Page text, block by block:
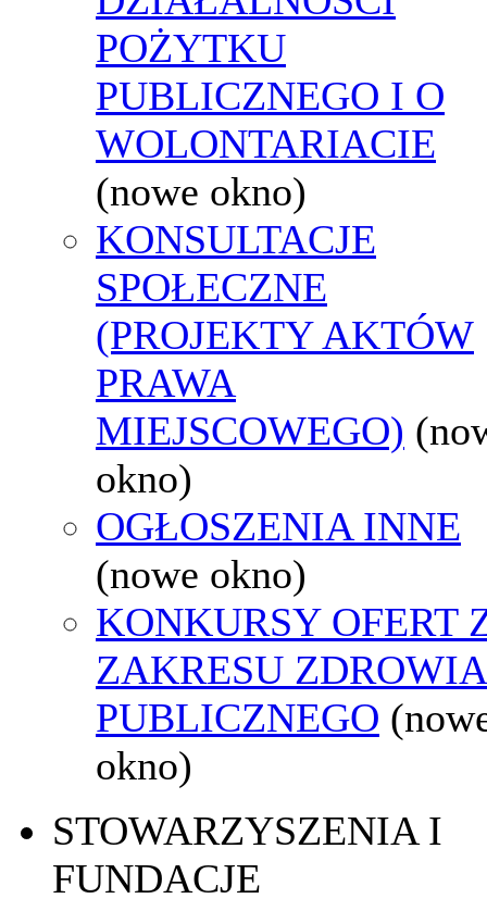
POŻYTKU
PUBLICZNEGO I O
WOLONTARIACIE
(nowe okno)
KONSULTACJE
SPOŁECZNE
(PROJEKTY AKTÓW
PRAWA
MIEJSCOWEGO)
okno)
OGŁOSZENIA INNE
(nowe okno)
KONKURSY OFERT
ZAKRESU ZDROWIA
PUBLICZNEGO
okno)
STOWARZYSZENIA I
FUNDACJE